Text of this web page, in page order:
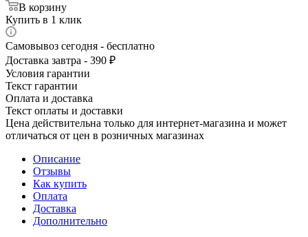
В корзину
Купить в 1 клик
Самовывоз сегодня - бесплатно
Доставка завтра - 390 ₽
Условия гарантии
Текст гарантии
Оплата и доставка
Текст оплаты и доставки
Цена действительна только для интернет-магазина и может
отличаться от цен в розничных магазинах
Описание
Отзывы
Как купить
Оплата
Доставка
Дополнительно